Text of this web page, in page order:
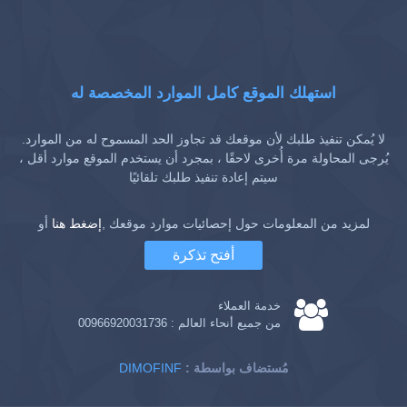
استهلك الموقع كامل الموارد المخصصة له
لا يُمكن تنفيذ طلبك لأن موقعك قد تجاوز الحد المسموح له من الموارد.
يُرجى المحاولة مرة أُخرى لاحقًا ، بمجرد أن يستخدم الموقع موارد أقل ،
سيتم إعادة تنفيذ طلبك تلقائيًا
لمزيد من المعلومات حول إحصائيات موارد موقعك ,إضغط هنا أو
أفتح تذكرة
خدمة العملاء
من جميع أنحاء العالم : 00966920031736
DIMOFINF : مُستضاف بواسطة